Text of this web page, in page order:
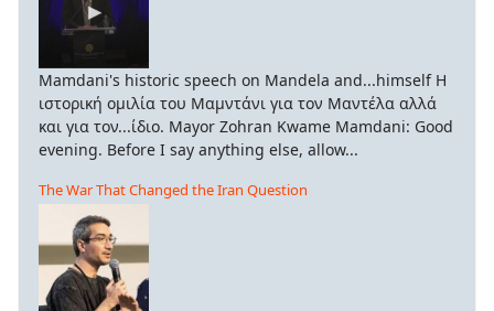
Mamdani's historic speech on Mandela and...himself Η
ιστορική ομιλία του Μαμντάνι για τον Μαντέλα αλλά
και για τον...ίδιο. Mayor Zohran Kwame Mamdani: Good
evening. Before I say anything else, allow...
The War That Changed the Iran Question